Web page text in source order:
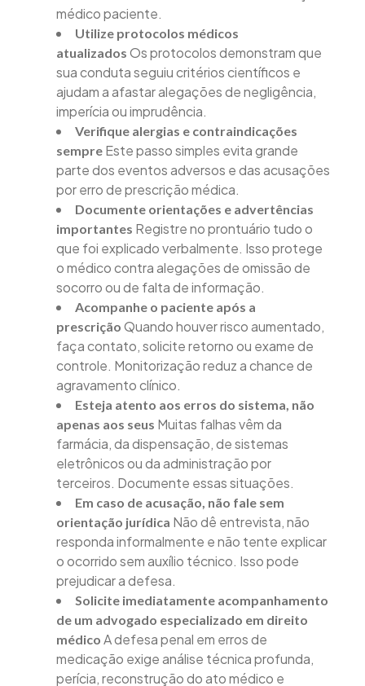
médico paciente.
Utilize protocolos médicos
atualizados Os protocolos demonstram que
sua conduta seguiu critérios científicos e
ajudam a afastar alegações de negligência,
imperícia ou imprudência.
Verifique alergias e contraindicações
sempre Este passo simples evita grande
parte dos eventos adversos e das acusações
por erro de prescrição médica.
Documente orientações e advertências
importantes Registre no prontuário tudo o
que foi explicado verbalmente. Isso protege
o médico contra alegações de omissão de
socorro ou de falta de informação.
Acompanhe o paciente após a
prescrição Quando houver risco aumentado,
faça contato, solicite retorno ou exame de
controle. Monitorização reduz a chance de
agravamento clínico.
Esteja atento aos erros do sistema, não
apenas aos seus Muitas falhas vêm da
farmácia, da dispensação, de sistemas
eletrônicos ou da administração por
terceiros. Documente essas situações.
Em caso de acusação, não fale sem
orientação jurídica Não dê entrevista, não
responda informalmente e não tente explicar
o ocorrido sem auxílio técnico. Isso pode
prejudicar a defesa.
Solicite imediatamente acompanhamento
de um advogado especializado em direito
médico A defesa penal em erros de
medicação exige análise técnica profunda,
perícia, reconstrução do ato médico e